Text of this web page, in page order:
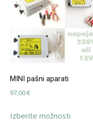
MINI pašni aparati
97,00€
Izberite možnosti